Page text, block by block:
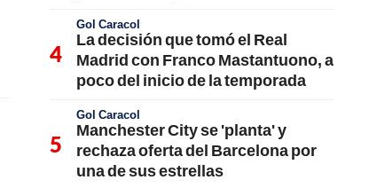
Gol Caracol
La decisión que tomó el Real
Madrid con Franco Mastantuono, a
poco del inicio de la temporada
Gol Caracol
Manchester City se 'planta' y
rechaza oferta del Barcelona por
una de sus estrellas